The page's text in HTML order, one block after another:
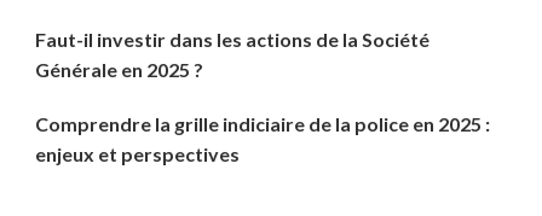
Faut-il investir dans les actions de la Société
Générale en 2025 ?
Comprendre la grille indiciaire de la police en 2025 :
enjeux et perspectives